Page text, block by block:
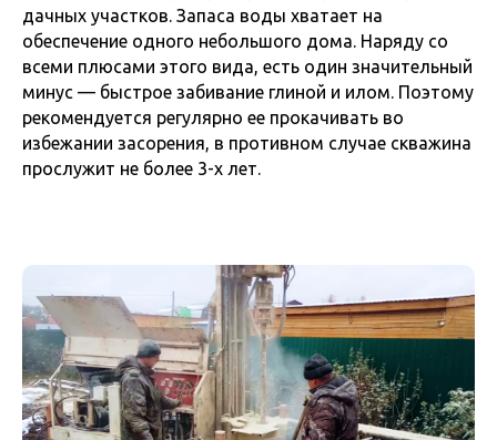
дачных участков. Запаса воды хватает на
обеспечение одного небольшого дома. Наряду со
всеми плюсами этого вида, есть один значительный
минус — быстрое забивание глиной и илом. Поэтому
рекомендуется регулярно ее прокачивать во
избежании засорения, в противном случае скважина
прослужит не более 3-х лет.